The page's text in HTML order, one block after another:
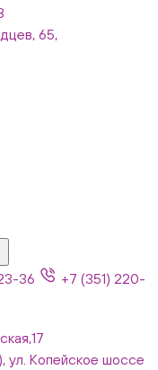
65,
36
+7 (351) 220-
ул. Копейское шоссе